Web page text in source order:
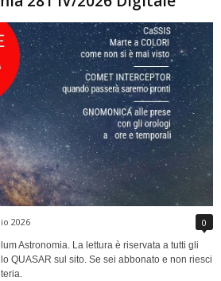
2026 0
Astronomia. La lettura è riservata a tutti gli
QUASAR sul sito. Se sei abbonato e non riesci